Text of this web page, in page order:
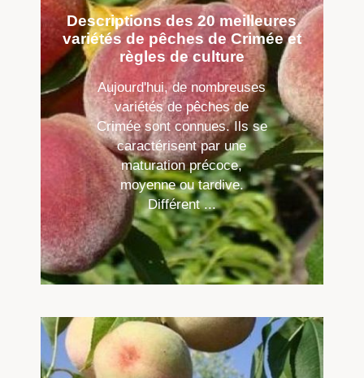
Descriptions des 20 meilleures
variétés de pêches de Crimée et
règles de culture
Aujourd'hui, de nombreuses
variétés de pêches de
Crimée sont connues. Ils se
caractérisent par une
maturation précoce,
moyenne ou tardive.
Différent ...